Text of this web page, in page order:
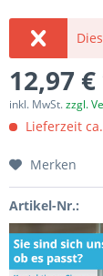
12,97
inkl. MwSt.zzgl.
Lieferzeit
Merken
Artikel-Nr.: